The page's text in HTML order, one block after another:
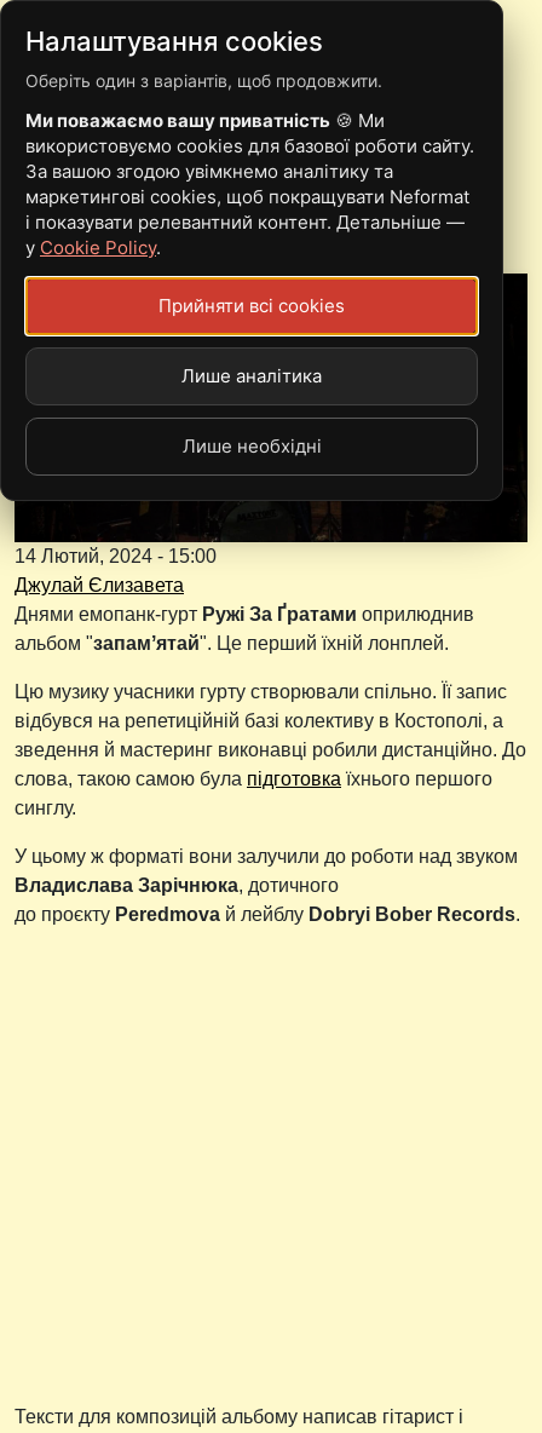
РУЖІ ЗА ҐРАТАМИ
ПРЕДСТАВИЛИ ПЕРШИЙ
АЛЬБОМ
14 Лютий, 2024 - 15:00
Джулай Єлизавета
Днями емопанк-гурт Ружі За Ґратами оприлюднив
альбом "запамʼятай". Це перший їхній лонплей.
Цю музику учасники гурту створювали спільно. Її запис
відбувся на репетиційній базі колективу в Костополі, а
зведення й мастеринг виконавці робили дистанційно. До
слова, такою самою була підготовка їхнього першого
синглу.
У цьому ж форматі вони залучили до роботи над звуком
Владислава Зарічнюка, дотичного
до проєкту Peredmova й лейблу Dobryi Bober Records.
Тексти для композицій альбому написав гітарист і
Налаштування cookies
Оберіть один з варіантів, щоб продовжити.
Ми поважаємо вашу приватність 🍪 Ми
використовуємо cookies для базової роботи сайту.
За вашою згодою увімкнемо аналітику та
маркетингові cookies, щоб покращувати Neformat
і показувати релевантний контент. Детальніше —
у Cookie Policy.
Прийняти всі cookies
Лише аналітика
Лише необхідні